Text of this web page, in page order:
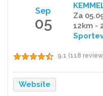
Sep
05
Za
12km -
9.1 (118
Website